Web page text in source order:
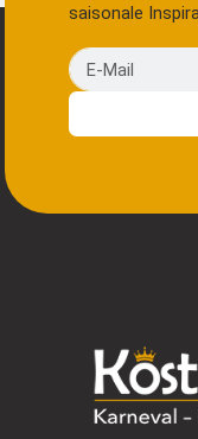
saisonale
E-Mail